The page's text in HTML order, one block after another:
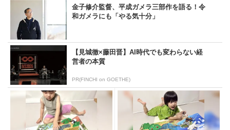
金子修介監督、平成ガメラ三部作を語る！令
和ガメラにも「やる気十分」
【見城徹×藤田晋】AI時代でも変わらない経
営者の本質
PR(FINCHI on GOETHE)